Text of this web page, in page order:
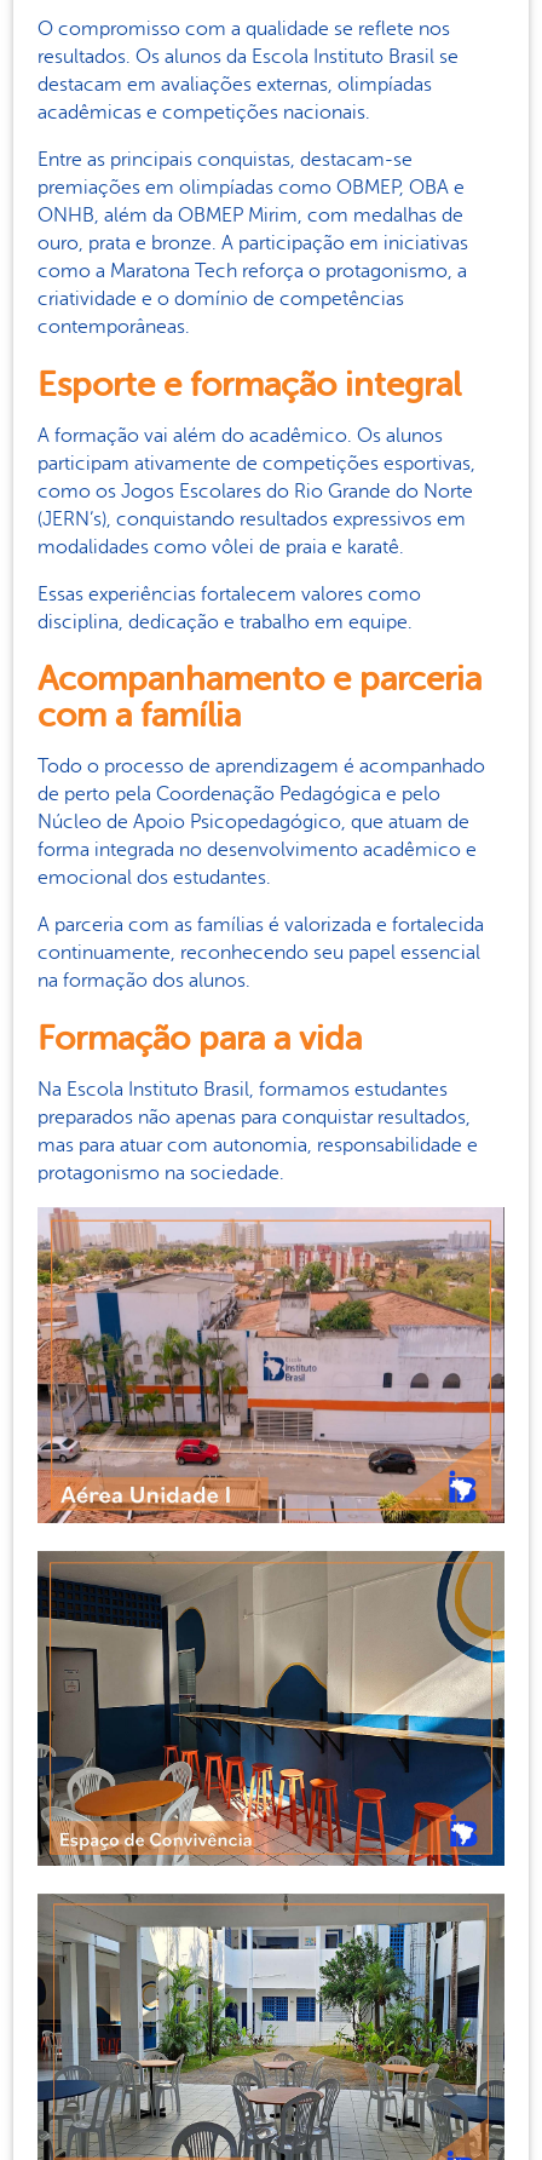
O compromisso com a qualidade se reflete nos
resultados. Os alunos da Escola Instituto Brasil se
destacam em avaliações externas, olimpíadas
acadêmicas e competições nacionais.
Entre as principais conquistas, destacam-se
premiações em olimpíadas como OBMEP, OBA e
ONHB, além da OBMEP Mirim, com medalhas de
ouro, prata e bronze. A participação em iniciativas
como a Maratona Tech reforça o protagonismo, a
criatividade e o domínio de competências
contemporâneas.
Esporte e formação integral
A formação vai além do acadêmico. Os alunos
participam ativamente de competições esportivas,
como os Jogos Escolares do Rio Grande do Norte
(JERN’s), conquistando resultados expressivos em
modalidades como vôlei de praia e karatê.
Essas experiências fortalecem valores como
disciplina, dedicação e trabalho em equipe.
Acompanhamento e parceria
com a família
Todo o processo de aprendizagem é acompanhado
de perto pela Coordenação Pedagógica e pelo
Núcleo de Apoio Psicopedagógico, que atuam de
forma integrada no desenvolvimento acadêmico e
emocional dos estudantes.
A parceria com as famílias é valorizada e fortalecida
continuamente, reconhecendo seu papel essencial
na formação dos alunos.
Formação para a vida
Na Escola Instituto Brasil, formamos estudantes
preparados não apenas para conquistar resultados,
mas para atuar com autonomia, responsabilidade e
protagonismo na sociedade.